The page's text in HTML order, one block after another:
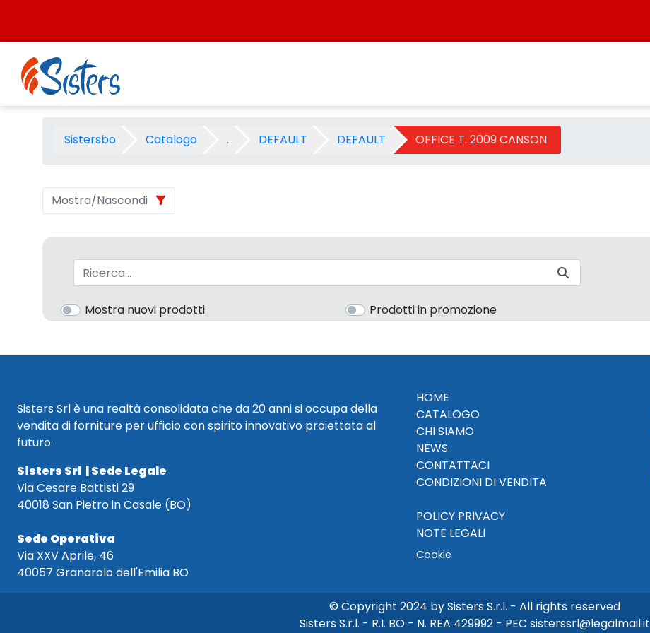
OFFICE T. 2009 CANSON - Categoria - Sistersbo
Sistersbo Catalogo . DEFAULT DEFAULT OFFICE T. 2009 CANSON
Mostra/Nascondi
Barra di ricerca
Mostra nuovi prodotti Prodotti in promozione
Sisters Srl è una realtà consolidata che da 20 anni si occupa della
vendita di forniture per ufficio con spirito innovativo proiettata al
futuro.
Sisters Srl | Sede Legale
Via Cesare Battisti 29
40018 San Pietro in Casale (BO)
Sede Operativa
Via XXV Aprile, 46
40057 Granarolo dell'Emilia BO
HOME
CATALOGO
CHI SIAMO
NEWS
CONTATTACI
CONDIZIONI DI VENDITA
POLICY PRIVACY
NOTE LEGALI
Cookie
© Copyright 2024 by Sisters S.r.l. - All rights reserved
Sisters S.r.l. - R.I. BO - N. REA 429992 - PEC sisterssrl@legalmail.it